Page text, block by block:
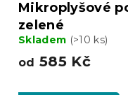
Mikroplyšové
zelené
Skladem (>10 ks)
od 585 Kč